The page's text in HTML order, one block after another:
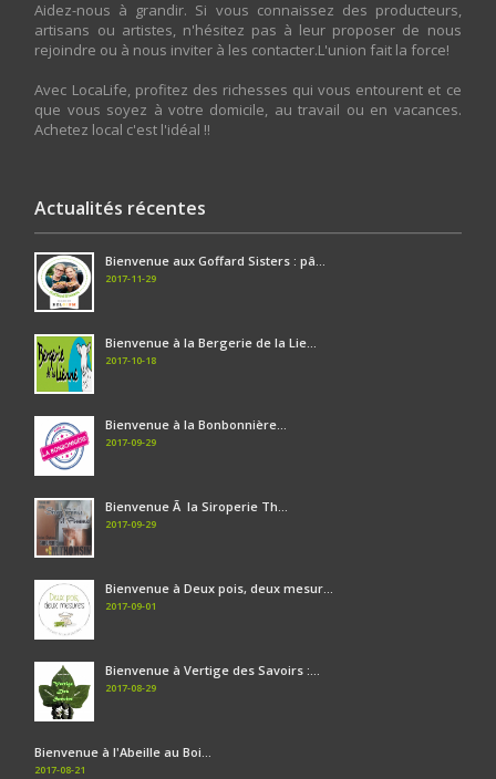
Aidez-nous à grandir. Si vous connaissez des producteurs,
artisans ou artistes, n'hésitez pas à leur proposer de nous
rejoindre ou à nous inviter à les contacter.L'union fait la force!
Avec LocaLife, profitez des richesses qui vous entourent et ce
que vous soyez à votre domicile, au travail ou en vacances.
Achetez local c'est l'idéal !!
Actualités récentes
Bienvenue aux Goffard Sisters : pâ...
2017-11-29
Bienvenue à la Bergerie de la Lie...
2017-10-18
Bienvenue à la Bonbonnière...
2017-09-29
Bienvenue Ã la Siroperie Th...
2017-09-29
Bienvenue à Deux pois, deux mesur...
2017-09-01
Bienvenue à Vertige des Savoirs :...
2017-08-29
Bienvenue à l'Abeille au Boi...
2017-08-21